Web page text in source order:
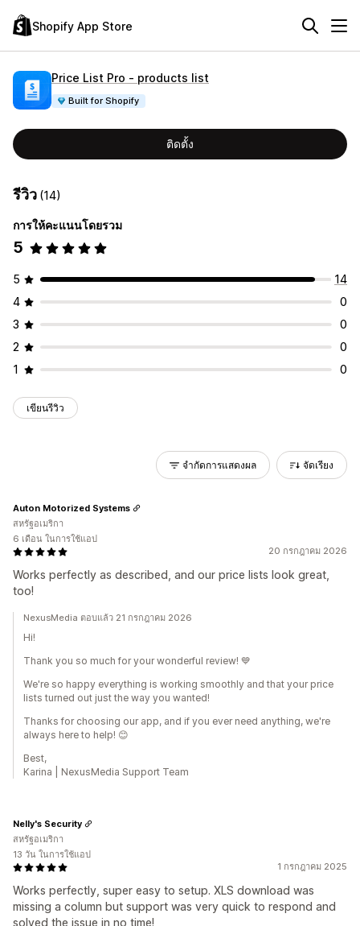
Shopify App Store
Price List Pro ‑ products list
Built for Shopify
ติดตั้ง
รีวิว (14)
การให้คะแนนโดยรวม
5
5
14
4
0
3
0
2
0
1
0
เขียนรีวิว
จำกัดการแสดงผล จัดเรียง
20 กรกฎาคม 2026
Works perfectly as described, and our price lists look great,
too!
Auton Motorized Systems
สหรัฐอเมริกา
6 เดือน ในการใช้แอป
NexusMedia ตอบแล้ว 21 กรกฎาคม 2026
Hi!
Thank you so much for your wonderful review! 💙
We're so happy everything is working smoothly and that your price
lists turned out just the way you wanted!
Thanks for choosing our app, and if you ever need anything, we're
always here to help! 😊
Best,
Karina | NexusMedia Support Team
1 กรกฎาคม 2025
Works perfectly, super easy to setup. XLS download was
missing a column but support was very quick to respond and
solved the issue in no time!
Nelly's Security
สหรัฐอเมริกา
13 วัน ในการใช้แอป